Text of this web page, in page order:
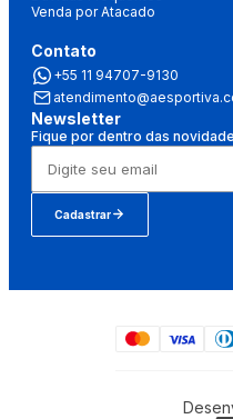
Venda por Atacado
Contato
+55 11 94707-9130
Newsletter
Fique por dentro das
Cadastrar